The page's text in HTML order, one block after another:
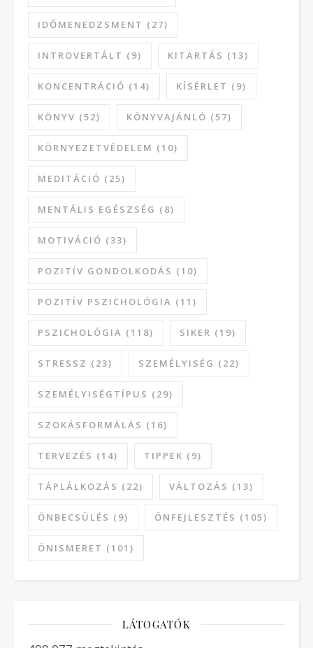
IDŐMENEDZSMENT (27)
INTROVERTÁLT (9) KITARTÁS (13)
KONCENTRÁCIÓ (14) KÍSÉRLET (9)
KÖNYV (52) KÖNYVAJÁNLÓ (57)
KÖRNYEZETVÉDELEM (10)
MEDITÁCIÓ (25)
MENTÁLIS EGÉSZSÉG (8)
MOTIVÁCIÓ (33)
POZITÍV GONDOLKODÁS (10)
POZITÍV PSZICHOLÓGIA (11)
PSZICHOLÓGIA (118) SIKER (19)
STRESSZ (23) SZEMÉLYISÉG (22)
SZEMÉLYISÉGTÍPUS (29)
SZOKÁSFORMÁLÁS (16)
TERVEZÉS (14) TIPPEK (9)
TÁPLÁLKOZÁS (22) VÁLTOZÁS (13)
ÖNBECSÜLÉS (9) ÖNFEJLESZTÉS (105)
ÖNISMERET (101)
LÁTOGATÓK